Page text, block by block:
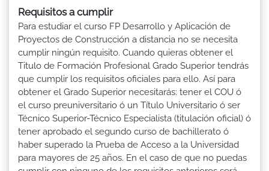
Requisitos a cumplir
Para estudiar el curso FP Desarrollo y Aplicación de
Proyectos de Construcción a distancia no se necesita
cumplir ningún requisito. Cuando quieras obtener el
Titulo de Formación Profesional Grado Superior tendrás
que cumplir los requisitos oficiales para ello. Así para
obtener el Grado Superior necesitarás: tener el COU ó
el curso preuniversitario ó un Título Universitario ó ser
Técnico Superior-Técnico Especialista (titulación oficial) ó
tener aprobado el segundo curso de bachillerato ó
haber superado la Prueba de Acceso a la Universidad
para mayores de 25 años. En el caso de que no puedas